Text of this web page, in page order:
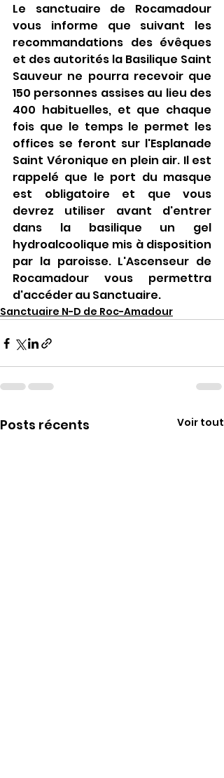
Le sanctuaire de Rocamadour
vous informe que suivant les
recommandations des évêques
et des autorités la Basilique Saint
Sauveur ne pourra recevoir que
150 personnes assises au lieu des
400 habituelles, et que chaque
fois que le temps le permet les
offices se feront sur l'Esplanade
Saint Véronique en plein air. Il est
rappelé que le port du masque
est obligatoire et que vous
devrez utiliser avant d'entrer
dans la basilique un gel
hydroalcoolique mis à disposition
par la paroisse. L'Ascenseur de
Rocamadour vous permettra
d'accéder au Sanctuaire.
Sanctuaire N-D de Roc-Amadour
Posts récents Voir tout